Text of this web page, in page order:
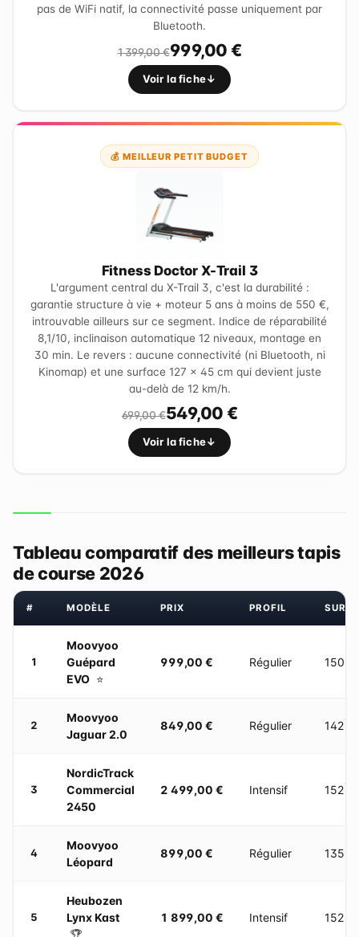
pas de WiFi natif, la connectivité passe uniquement par
Bluetooth.
1 399,00 €999,00 €
Voir la fiche
💰 MEILLEUR PETIT BUDGET
Fitness Doctor X-Trail 3
L'argument central du X-Trail 3, c'est la durabilité :
garantie structure à vie + moteur 5 ans à moins de 550 €,
introuvable ailleurs sur ce segment. Indice de réparabilité
8,1/10, inclinaison automatique 12 niveaux, montage en
30 min. Le revers : aucune connectivité (ni Bluetooth, ni
Kinomap) et une surface 127 × 45 cm qui devient juste
au-delà de 12 km/h.
699,00 €549,00 €
Voir la fiche
Tableau comparatif des meilleurs tapis
de course 2026
# MODÈLE PRIX PROFIL
1
Moovyoo
Guépard
EVO ⭐
999,00 € Régulier 150 ×
2
Moovyoo
Jaguar 2.0
849,00 € Régulier 142 ×
3
NordicTrack
Commercial
2450
2 499,00 € Intensif 152 ×
4
Moovyoo
Léopard
899,00 € Régulier 135 ×
5
Heubozen
Lynx Kast
🏆
1 899,00 € Intensif 152 ×